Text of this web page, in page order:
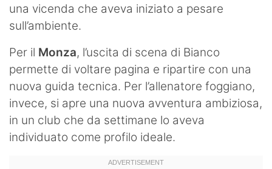
una vicenda che aveva iniziato a pesare
sull’ambiente.
Per il Monza, l’uscita di scena di Bianco
permette di voltare pagina e ripartire con una
nuova guida tecnica. Per l’allenatore foggiano,
invece, si apre una nuova avventura ambiziosa,
in un club che da settimane lo aveva
individuato come profilo ideale.